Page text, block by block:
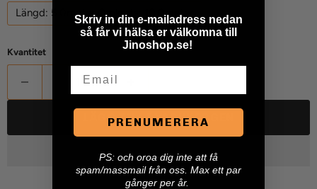
Längd: 5.0meter Omkrets: 10.0meter
Kvantitet
LÄGG TILL I VARUKORGEN
Skriv in din e-mailadress nedan
så får vi hälsa er välkomna till
Jinoshop.se!
PRENUMERERA
PS: och oroa dig inte att få
spam/massmail från oss. Max ett par
gånger per år.